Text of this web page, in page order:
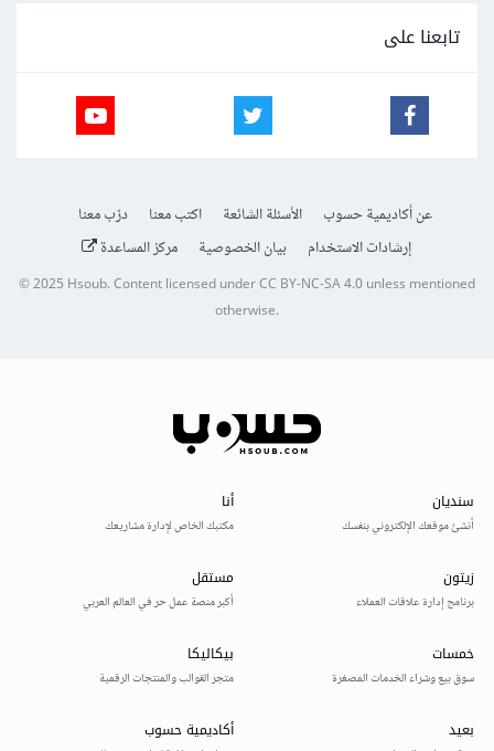
تابعنا على
عن أكاديمية حسوب الأسئلة الشائعة اكتب معنا
درّب معنا
إرشادات الاستخدام
بيان الخصوصية مركز المساعدة
© 2025Hsoub.Content licensed underCC BY-NC-SA 4.0unless mentioned
otherwise.